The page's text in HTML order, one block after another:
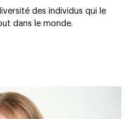
des individus qui le
dans le monde.